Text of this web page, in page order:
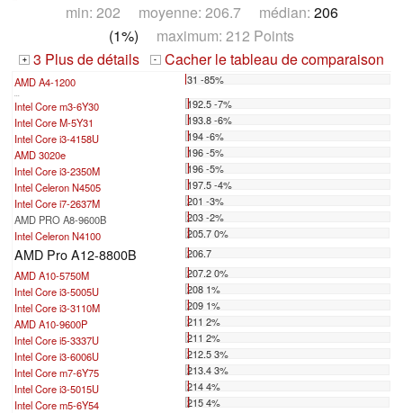
min: 202 moyenne: 206.7 médian: 206
(1%) maximum: 212 Points
+ 3 Plus de détails - Cacher le tableau de comparaison
AMD A4-1200 31 -85%
Intel Core m3-6Y30
192.5 -7%
Intel Core M-5Y31
193.8 -6%
Intel Core i3-4158U
194 -6%
AMD 3020e
196 -5%
Intel Core i3-2350M
196 -5%
Intel Celeron N4505
197.5 -4%
Intel Core i7-2637M
201 -3%
AMD PRO A8-9600B
203 -2%
Intel Celeron N4100
205.7 0%
AMD Pro A12-8800B
206.7
AMD A10-5750M
207.2 0%
Intel Core i3-5005U
208 1%
Intel Core i3-3110M
209 1%
AMD A10-9600P
211 2%
Intel Core i5-3337U
211 2%
Intel Core i3-6006U
212.5 3%
Intel Core m7-6Y75
213.4 3%
Intel Core i3-5015U
214 4%
Intel Core m5-6Y54
215 4%